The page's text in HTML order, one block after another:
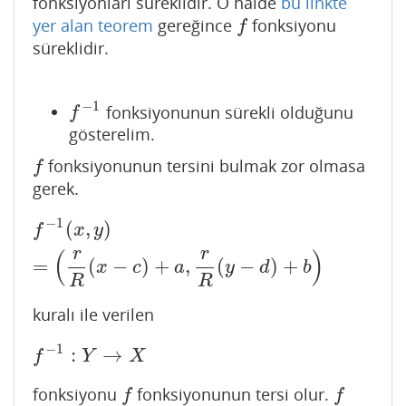
yer alan teorem gereğince f
f fonksiyonu
süreklidir.
f −1
f−1
fonksiyonunun sürekli olduğunu
gösterelim.
f
f fonksiyonunun tersini bulmak zor olmasa
gerek.
f −1 (x, y)
= ( r
R
(x − c) + a,
r
R
(y − d) + b)
f−
kuralı ile verilen
f −1 : Y → X
f −1 :Y→X
fonksiyonu f
f fonksiyonunun tersi olur. f
f